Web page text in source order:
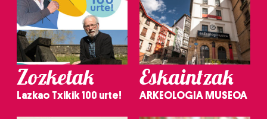
Zozketak
Lazkao Txikik 100 urte!
Eskaintzak
ARKEOLOGIA MUSEOA